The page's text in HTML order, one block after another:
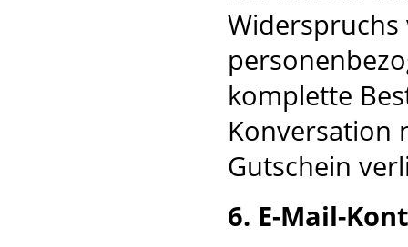
Widerspruchs
komplette
Konversation
Gutschein
6. E-Mail-